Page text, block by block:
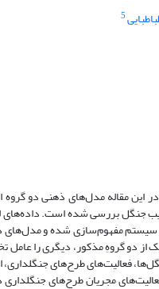
5
35 جنگل‌های شمال، درمورد علل تخریب جنگل
سیستم مفهوم‌‌سازی شده و
گروهِ مذکور، دیگری را عامل
فعالیت‌های طرح‌های جنگلداری،
مجریان طرح‌های جنگلداری